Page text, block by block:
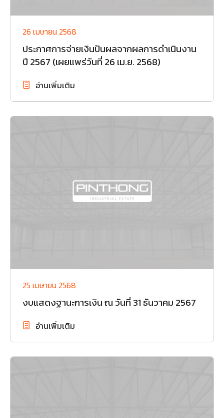
26 เมษายน 2568
ประกาศการจ่ายเงินปันผลจากผลการดำเนินงาน
ปี 2567 (เผยแพร่วันที่ 26 เม.ย. 2568)
อ่านเพิ่มเติม
25 เมษายน 2568
งบแสดงฐานะการเงิน ณ วันที่ 31 ธันวาคม 2567
อ่านเพิ่มเติม